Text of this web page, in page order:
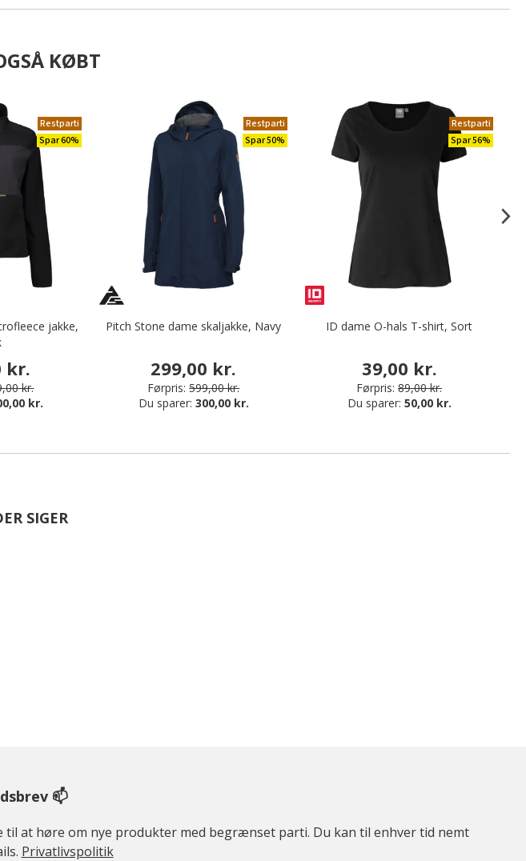
KØBT
Restparti
Spar 60%
jakke,
kr.
kr.
kr.
Restparti
Spar 50%
Pitch Stone dame skaljakke, Navy
299,00 kr.
Førpris: 599,00 kr.
Du sparer: 300,00 kr.
Restparti
Spar 56%
ID dame O-hals T-shirt, Sort
39,00 kr.
Førpris: 89,00 kr.
Du sparer: 50,00 kr.
SIGER
📫
at høre om nye produkter med begrænset parti. Du kan til enhver tid nemt
Privatlivspolitik